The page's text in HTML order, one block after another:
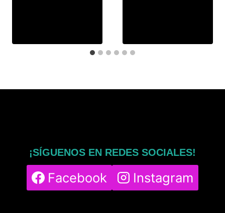
¡SÍGUENOS EN REDES SOCIALES!
Facebook Instagram